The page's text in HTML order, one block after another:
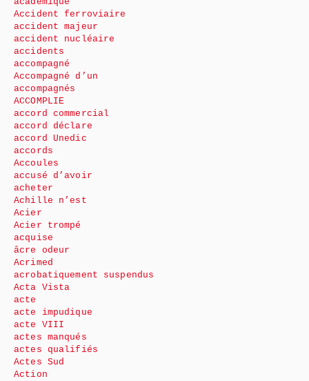
Accident ferroviaire
accident majeur
accident nucléaire
accidents
accompagné
Accompagné d’un
accompagnés
ACCOMPLIE
accord commercial
accord déclare
accord Unedic
accords
Accoules
accusé d’avoir
acheter
Achille n’est
Acier
Acier trompé
acquise
âcre odeur
Acrimed
acrobatiquement suspendus
Acta Vista
acte
acte impudique
acte VIII
actes manqués
actes qualifiés
Actes Sud
Action